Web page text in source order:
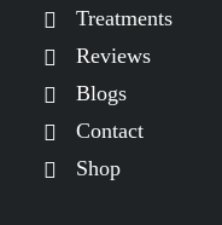
Treatments
Reviews
Blogs
Contact
Shop